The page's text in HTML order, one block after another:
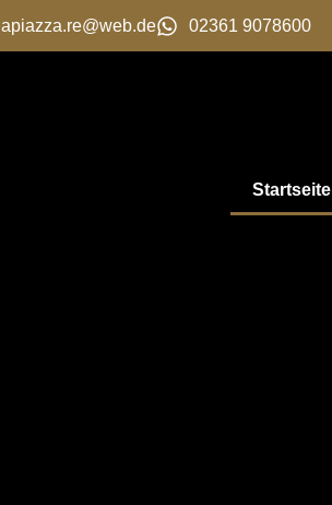
lapiazza.re@web.de 02361 9078600
Startseite